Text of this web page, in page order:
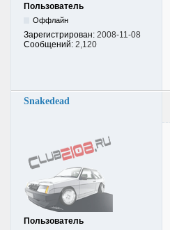
Пользователь
Оффлайн
Зарегистрирован: 2008-11-08
Сообщений: 2,120
Snakedead
Пользователь